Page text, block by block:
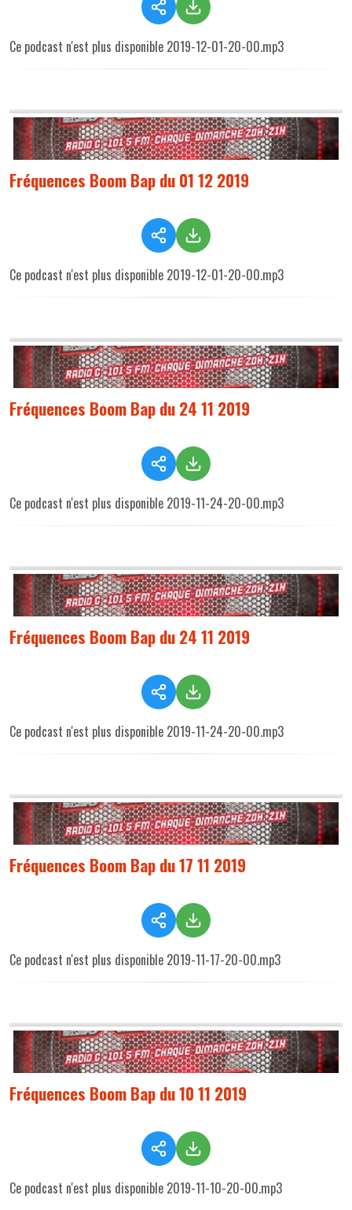
Ce podcast n'est plus disponible 2019-12-01-20-00.mp3
Fréquences Boom Bap du 01 12 2019
Ce podcast n'est plus disponible 2019-12-01-20-00.mp3
Fréquences Boom Bap du 24 11 2019
Ce podcast n'est plus disponible 2019-11-24-20-00.mp3
Fréquences Boom Bap du 24 11 2019
Ce podcast n'est plus disponible 2019-11-24-20-00.mp3
Fréquences Boom Bap du 17 11 2019
Ce podcast n'est plus disponible 2019-11-17-20-00.mp3
Fréquences Boom Bap du 10 11 2019
Ce podcast n'est plus disponible 2019-11-10-20-00.mp3